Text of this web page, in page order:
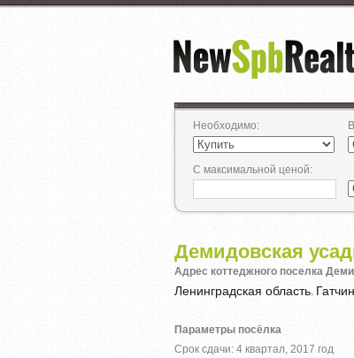
Необходимо:
С максимальной ценой:
Демидовская
Адрес коттеджного поселка
Ленинградская область,
Параметры посёлка
Срок сдачи: 4 квартал, 2017 год